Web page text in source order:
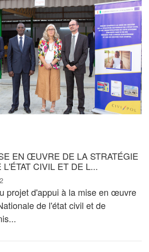
EN ŒUVRE DE LA STRATÉGIE
CIVIL ET DE L...
projet d'appui à la mise en œuvre
de l'état civil et de